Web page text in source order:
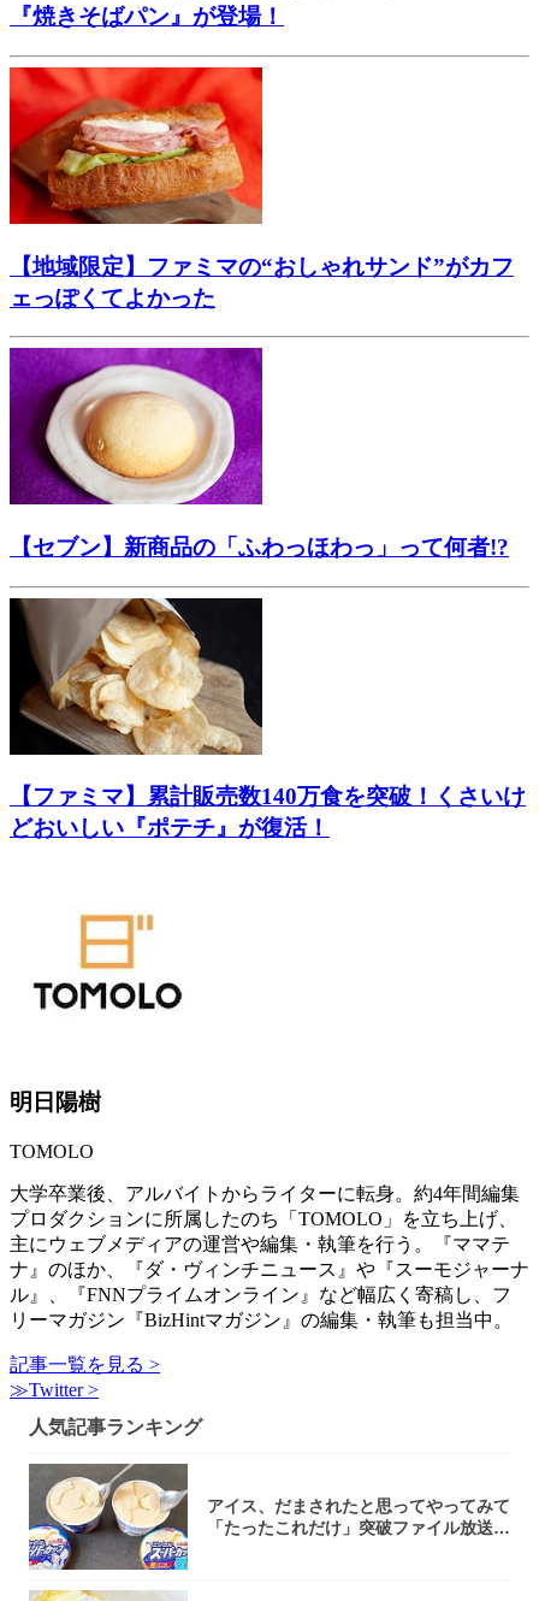
『焼きそばパン』が登場！
【地域限定】ファミマの“おしゃれサンド”がカフ
ェっぽくてよかった
【セブン】新商品の「ふわっほわっ」って何者!?
【ファミマ】累計販売数140万食を突破！くさいけ
どおいしい『ポテチ』が復活！
明日陽樹
TOMOLO
大学卒業後、アルバイトからライターに転身。約4年間編集
プロダクションに所属したのち「TOMOLO」を立ち上げ、
主にウェブメディアの運営や編集・執筆を行う。『ママテ
ナ』のほか、『ダ・ヴィンチニュース』や『スーモジャーナ
ル』、『FNNプライムオンライン』など幅広く寄稿し、フ
リーマガジン『BizHintマガジン』の編集・執筆も担当中。
記事一覧を見る >
≫Twitter >
人気記事ランキング
アイス、だまされたと思ってやってみて
「たったこれだけ」突破ファイル放送で